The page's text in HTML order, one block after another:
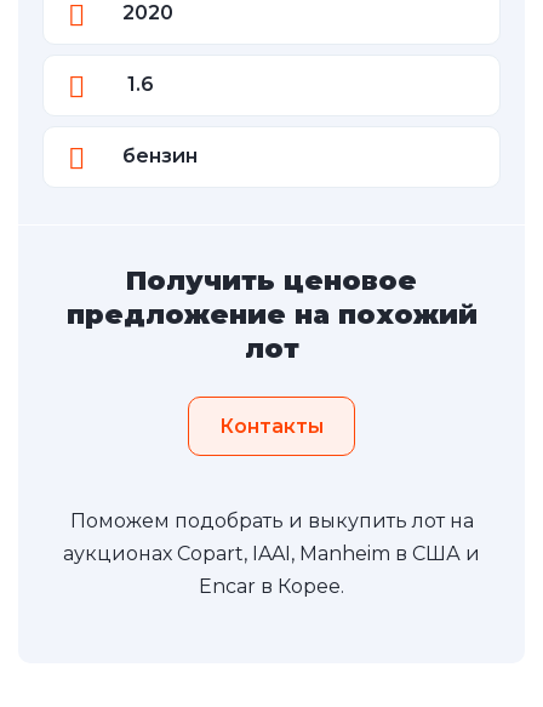
2020
1.6
бензин
Получить ценовое
предложение на похожий
лот
Контакты
Поможем подобрать и выкупить лот на
аукционах Copart, IAAI, Manheim в США и
Encar в Корее.